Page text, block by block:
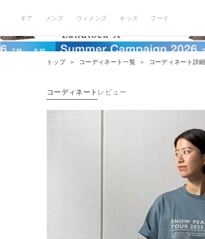
ギア メンズ ウィメンズ キッズ フード
トップ ＞ コーディネート一覧 ＞ コーディネート詳細
コーディネート レビュー